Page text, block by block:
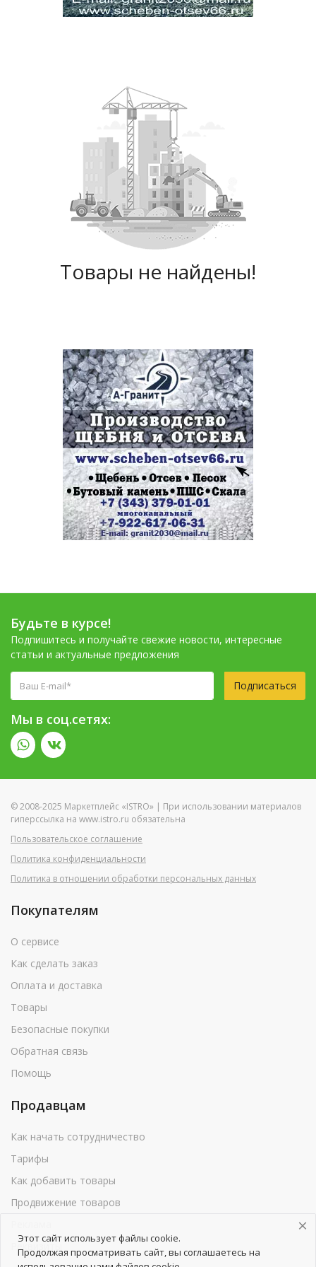
Товары не найдены!
Будьте в курсе!
Подпишитесь и получайте свежие новости, интересные
статьи и актуальные предложения
Подписаться
Мы в соц.сетях:
© 2008-2025 Маркетплейс «ISTRO» | При использовании материалов
гиперссылка на www.istro.ru обязательна
Пользовательское соглашение
Политика конфиденциальности
Политика в отношении обработки персональных данных
Покупателям
О сервисе
Как сделать заказ
Оплата и доставка
Товары
Безопасные покупки
Обратная связь
Помощь
Продавцам
Как начать сотрудничество
Тарифы
Как добавить товары
Продвижение товаров
Реквизиты
Этот сайт использует файлы cookie.
Продолжая просматривать сайт, вы соглашаетесь на